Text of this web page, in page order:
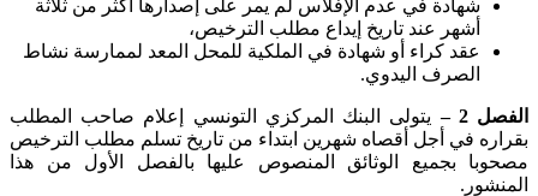
شهادة في عدم الإفلاس لم يمر على إصدارها أكثر من ثلاثة
أشهر عند تاريخ إيداع مطلب الترخيص،
عقد كراء أو شهادة في الملكية للمحل المعد لممارسة نشاط
الصرف اليدوي.
الفصل 2 –
يتولى البنك المركزي التونسي إعلام صاحب المطلب
بقراره في أجل أقصاه شهرين ابتداء من تاريخ تسلم مطلب الترخيص
مصحوبا بجميع الوثائق المنصوص عليها بالفصل الأول من هذا
المنشور .